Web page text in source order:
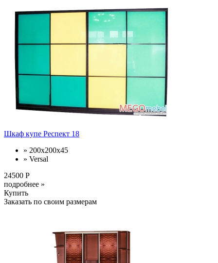
Шкаф купе Респект 18
» 200x200x45
» Versal
24500 Р
подробнее »
Купить
Заказать по своим размерам